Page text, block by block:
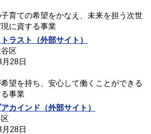
育ての希望をかなえ、未来を担う次世
に資する事業
ラスト（外部サイト）
区
28日
望を持ち、安心して働くことができる
事業
カインド（外部サイト）
28日